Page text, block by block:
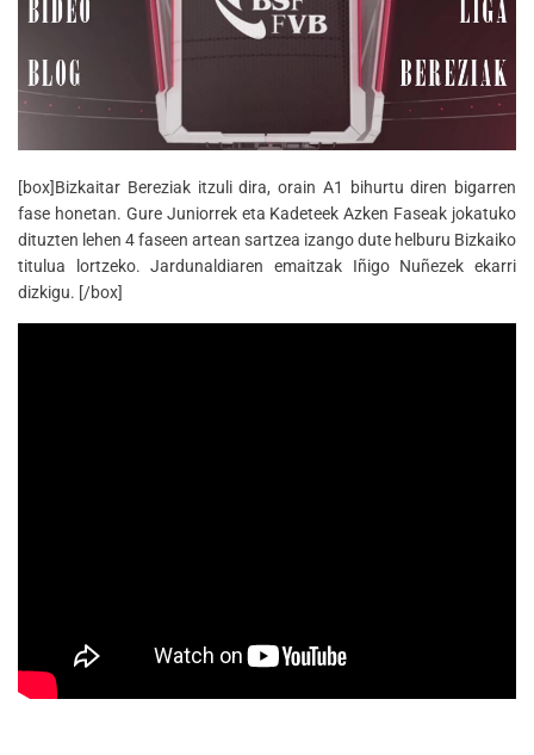
[box]Bizkaitar Bereziak itzuli dira, orain A1 bihurtu diren bigarren
fase honetan. Gure Juniorrek eta Kadeteek Azken Faseak jokatuko
dituzten lehen 4 faseen artean sartzea izango dute helburu Bizkaiko
titulua lortzeko. Jardunaldiaren emaitzak Iñigo Nuñezek ekarri
dizkigu. [/box]